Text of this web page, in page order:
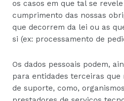
os casos em que tal se
cumprimento das nossas
que decorrem da lei ou as
si (ex: processamento de
Os dados pessoais podem,
para entidades terceiras que
de suporte, como,